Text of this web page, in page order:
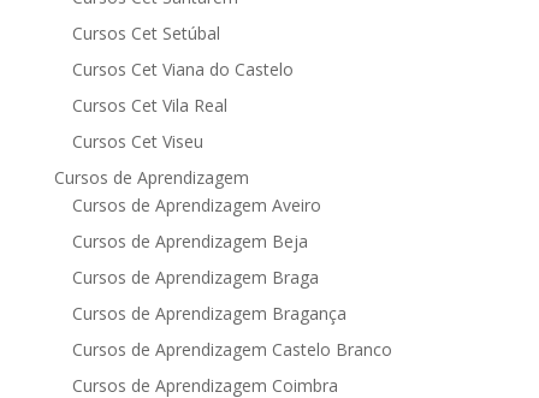
Cursos Cet Setúbal
Cursos Cet Viana do Castelo
Cursos Cet Vila Real
Cursos Cet Viseu
Cursos de Aprendizagem
Cursos de Aprendizagem Aveiro
Cursos de Aprendizagem Beja
Cursos de Aprendizagem Braga
Cursos de Aprendizagem Bragança
Cursos de Aprendizagem Castelo Branco
Cursos de Aprendizagem Coimbra